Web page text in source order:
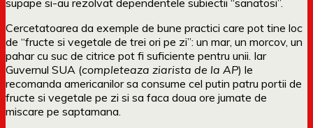
Cercetatoarea da exemple de bune practici care pot tine loc
de “fructe si vegetale de trei ori pe zi”: un mar, un morcov, un
pahar cu suc de citrice pot fi suficiente pentru unii. Iar
Guvernul SUA (completeaza ziarista de la AP) le
recomanda americanilor sa consume cel putin patru portii de
fructe si vegetale pe zi si sa faca doua ore jumate de
miscare pe saptamana.